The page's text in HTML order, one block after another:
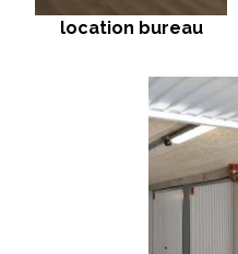
location bureau